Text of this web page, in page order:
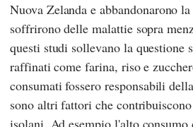
Nuova Zelanda e abbandonarono
soffrirono delle malattie sopra
questi studi sollevano la questione
raffinati come farina, riso e
consumati fossero responsabili
sono altri fattori che